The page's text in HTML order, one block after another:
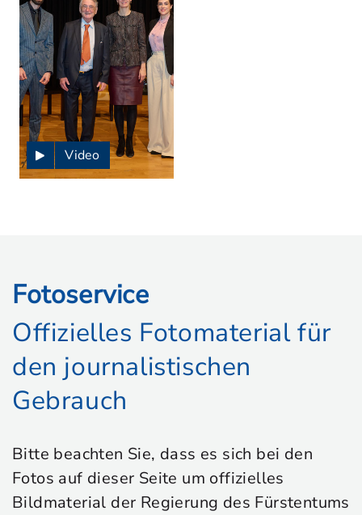
Video
Fotoservice
Offizielles Fotomaterial für
den journalistischen
Gebrauch
Bitte beachten Sie, dass es sich bei den
Fotos auf dieser Seite um offizielles
Bildmaterial der Regierung des Fürstentums